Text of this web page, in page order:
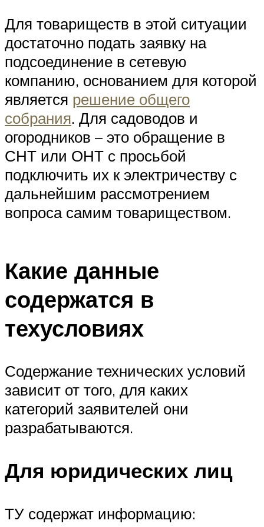
Для товариществ в этой ситуации
достаточно подать заявку на
подсоединение в сетевую
компанию, основанием для которой
является решение общего
собрания. Для садоводов и
огородников – это обращение в
СНТ или ОНТ с просьбой
подключить их к электричеству с
дальнейшим рассмотрением
вопроса самим товариществом.
Какие данные
содержатся в
техусловиях
Содержание технических условий
зависит от того, для каких
категорий заявителей они
разрабатываются.
Для юридических лиц
ТУ содержат информацию: